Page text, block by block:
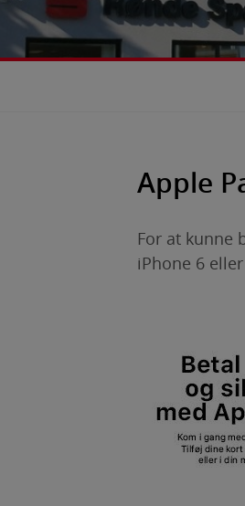
Apple
For at kunne
iPhone 6